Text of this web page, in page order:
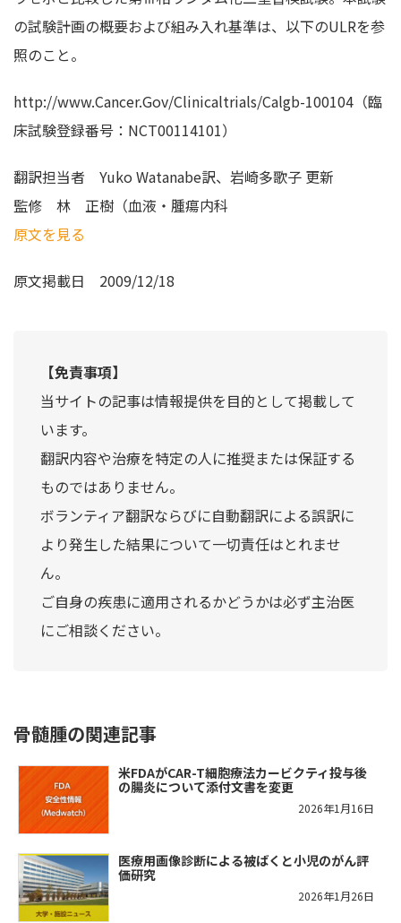
の試験計画の概要および組み入れ基準は、以下のULRを参
照のこと。
http://www.Cancer.Gov/Clinicaltrials/Calgb-100104（臨
床試験登録番号：NCT00114101）
翻訳担当者 Yuko Watanabe訳、岩崎多歌子 更新
監修 林 正樹（血液・腫瘍内科
原文を見る
原文掲載日 2009/12/18
【免責事項】
当サイトの記事は情報提供を目的として掲載して
います。
翻訳内容や治療を特定の人に推奨または保証する
ものではありません。
ボランティア翻訳ならびに自動翻訳による誤訳に
より発生した結果について一切責任はとれませ
ん。
ご自身の疾患に適用されるかどうかは必ず主治医
にご相談ください。
骨髄腫の関連記事
米FDAがCAR-T細胞療法カービクティ投与後
の腸炎について添付文書を変更
2026年1月16日
医療用画像診断による被ばくと小児のがん評
価研究
2026年1月26日